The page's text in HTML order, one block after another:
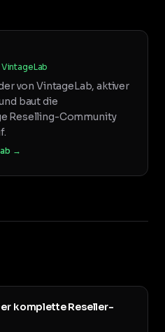
von VintageLab, aktiver
baut die
Reselling-Community
→
komplette Reseller-